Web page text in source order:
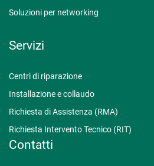
Soluzioni per networking
Servizi
Centri di riparazione
Installazione e collaudo
Richiesta di Assistenza (RMA)
Richiesta Intervento Tecnico (RIT)
Contatti